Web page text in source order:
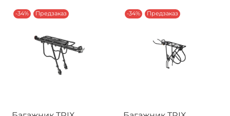
-34% Предзаказ -34% Предзаказ